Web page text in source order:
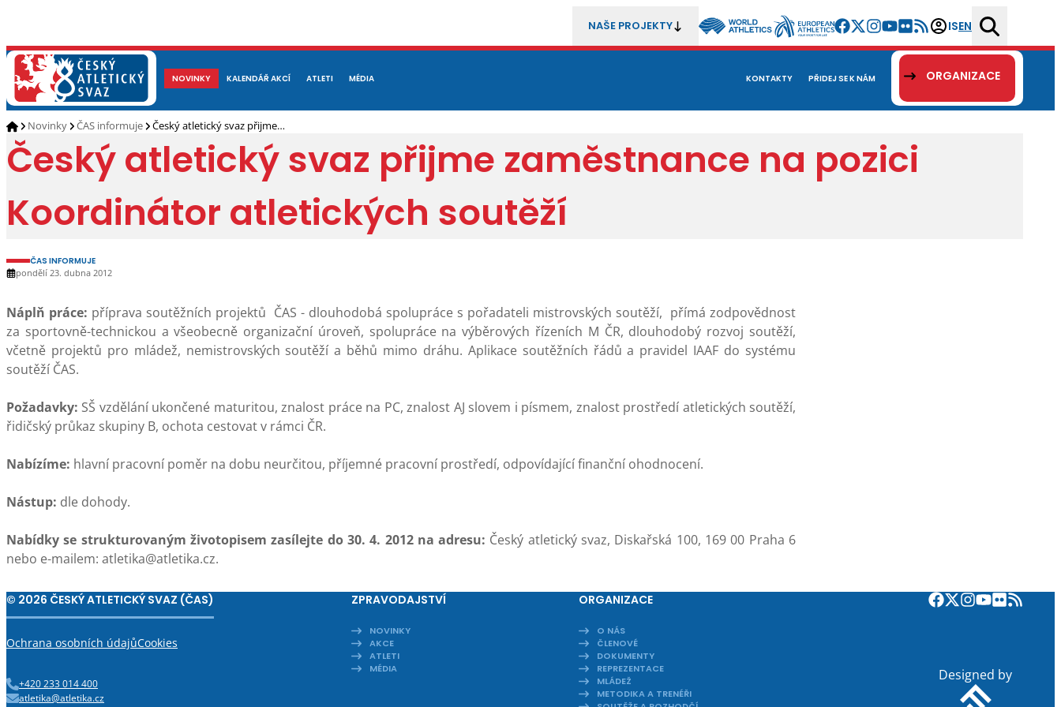
NAŠE PROJEKTY ISEN
NOVINKY KALENDÁŘ AKCÍ ATLETI MÉDIA
O NÁS ČLENOVÉ DOKUMENTY REPREZENTACE KONTAKTY PŘIDEJ SE K NÁM ORGANIZACE
Novinky ČAS informuje Český atletický svaz přijme…
Český atletický svaz přijme zaměstnance na pozici
Koordinátor atletických soutěží
ČAS INFORMUJE
pondělí 23. dubna 2012
Náplň práce: příprava soutěžních projektů ČAS - dlouhodobá spolupráce s pořadateli mistrovských soutěží, přímá zodpovědnost
za sportovně-technickou a všeobecně organizační úroveň, spolupráce na výběrových řízeních M ČR, dlouhodobý rozvoj soutěží,
včetně projektů pro mládež, nemistrovských soutěží a běhů mimo dráhu. Aplikace soutěžních řádů a pravidel IAAF do systému
soutěží ČAS.
Požadavky: SŠ vzdělání ukončené maturitou, znalost práce na PC, znalost AJ slovem i písmem, znalost prostředí atletických soutěží,
řidičský průkaz skupiny B, ochota cestovat v rámci ČR.
Nabízíme: hlavní pracovní poměr na dobu neurčitou, příjemné pracovní prostředí, odpovídající finanční ohodnocení.
Nástup: dle dohody.
Nabídky se strukturovaným životopisem zasílejte do 30. 4. 2012 na adresu: Český atletický svaz, Diskařská 100, 169 00 Praha 6
nebo e-mailem: atletika@atletika.cz.
© 2026 ČESKÝ ATLETICKÝ SVAZ (ČAS)
Ochrana osobních údajůCookies
+420 233 014 400
atletika@atletika.cz
ZPRAVODAJSTVÍ
NOVINKY
AKCE
ATLETI
MÉDIA
ORGANIZACE
O NÁS
ČLENOVÉ
DOKUMENTY
REPREZENTACE
MLÁDEŽ
METODIKA A TRENÉŘI
Designed by